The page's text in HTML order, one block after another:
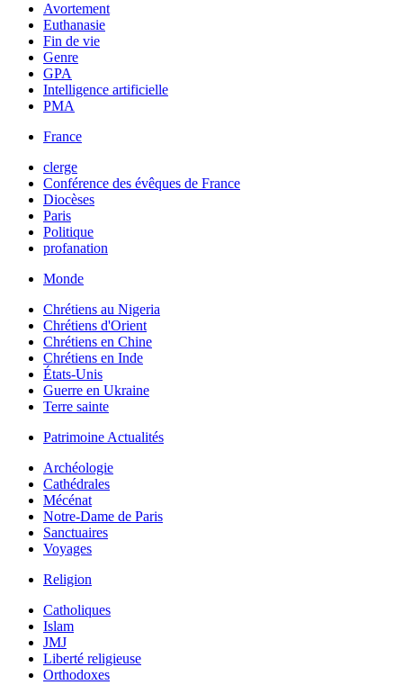
Avortement
Euthanasie
Fin de vie
Genre
GPA
Intelligence artificielle
PMA
France
clerge
Conférence des évêques de France
Diocèses
Paris
Politique
profanation
Monde
Chrétiens au Nigeria
Chrétiens d'Orient
Chrétiens en Chine
Chrétiens en Inde
États-Unis
Guerre en Ukraine
Terre sainte
Patrimoine Actualités
Archéologie
Cathédrales
Mécénat
Notre-Dame de Paris
Sanctuaires
Voyages
Religion
Catholiques
Islam
JMJ
Liberté religieuse
Orthodoxes